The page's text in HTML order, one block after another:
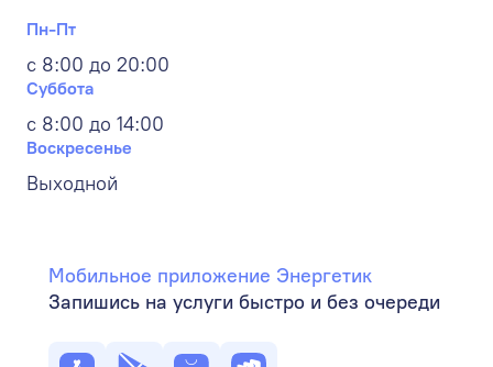
Пн-Пт
с 8:00 до 20:00
Суббота
с 8:00 до 14:00
Воскресенье
Выходной
Мобильное приложение Энергетик
Запишись на услуги быстро и без очереди